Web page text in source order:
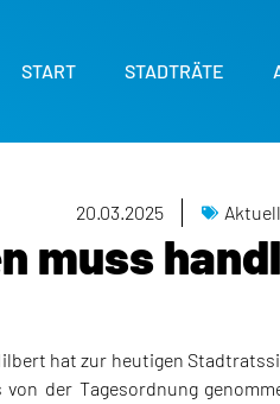
START STADTRÄTE
20.03.2025
muss
hat zur heutigen
von der Tagesordnung